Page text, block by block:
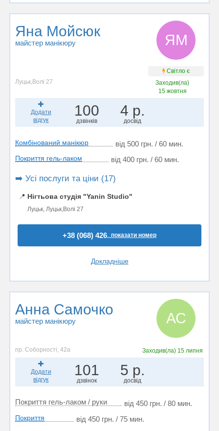
Яна Мойсюк
майстер манікюру ЯМ
Світло є
Луцьк,Волі 27
Заходив(ла)
15 жовтня
Додати
відгук
100
дзвінків
4 р.
досвід
Комбінований манікюр від 500 грн. / 60 мин.
Покриття гель-лаком від 400 грн. / 60 мин.
➡️ Усі послуги та ціни (17)
📍 Нігтьова студія "Yanin Studio"
Луцьк, Луцьк,Волі 27
+38 (068) 426..показати номер
Докладніше
Анна Самочко
майстер манікюру АС
пр. Соборності, 42а Заходив(ла) 15 липня
Додати
відгук
101
дзвінок
5 р.
досвід
Покриття гель-лаком / руки від 450 грн. / 80 мин.
Покриття від 450 грн. / 75 мин.